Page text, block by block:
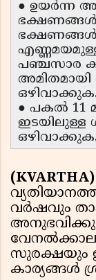
● ഉയർന്ന
പഞ്ചസാര
ഒഴിവാക്കുക.
● പകൽ 11
ഇടയിലുള്ള
ഒഴിവാക്കുക.
(KVARTHA)
വർഷവും
സുരക്ഷയും
കാര്യങ്ങൾ